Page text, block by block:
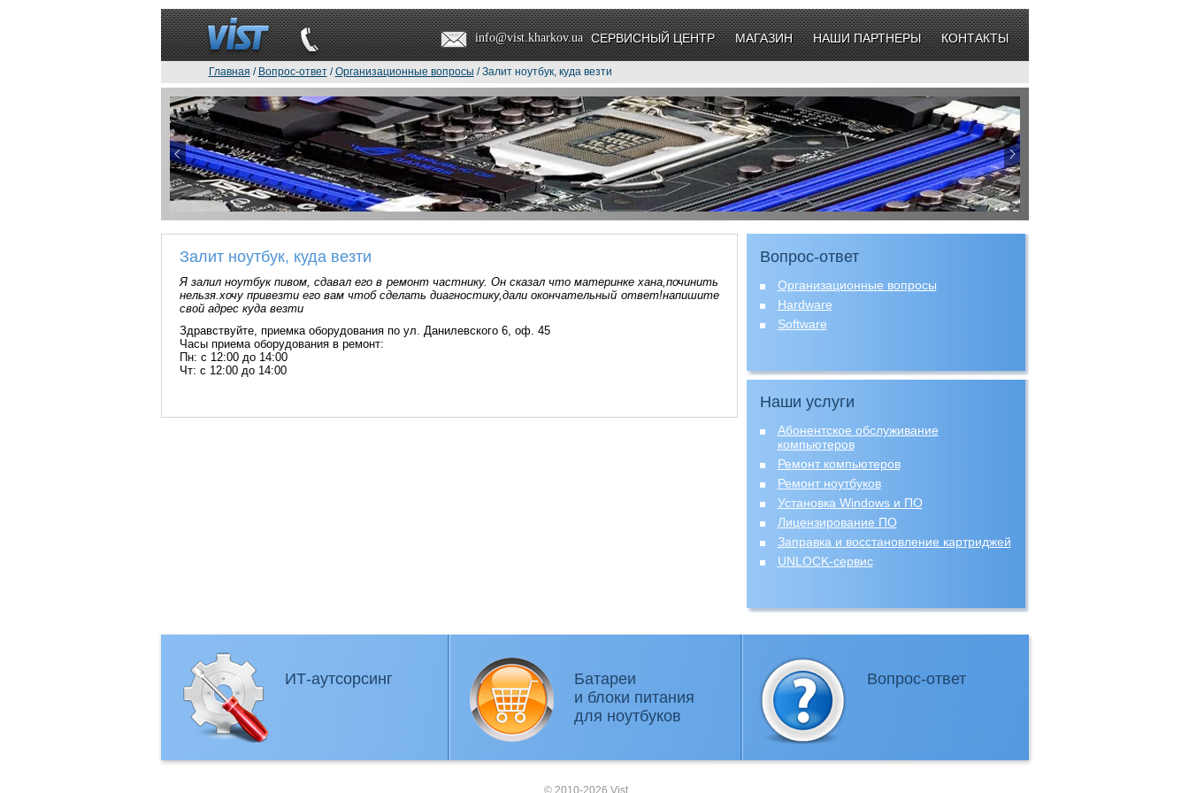
info@vist.kharkov.ua СЕРВИСНЫЙ ЦЕНТР МАГАЗИН НАШИ ПАРТНЕРЫ КОНТАКТЫ
Главная / Вопрос-ответ/Организационные вопросы / Залит ноутбук, куда везти
Вопрос-ответ
Организационные вопросы
Hardware
Software
Наши услуги
Абонентское обслуживание
компьютеров
Ремонт компьютеров
Ремонт ноутбуков
Установка Windows и ПО
Лицензирование ПО
Заправка и восстановление картриджей
UNLOCK-сервис
Залит ноутбук, куда везти
Я залил ноутбук пивом, сдавал его в ремонт частнику. Он сказал что материнке хана,починить
нельзя.хочу привезти его вам чтоб сделать диагностику,дали окончательный ответ!напишите
свой адрес куда везти
Здравствуйте, приемка оборудования по ул. Данилевского 6, оф. 45
Часы приема оборудования в ремонт:
Пн: с 12:00 до 14:00
Чт: с 12:00 до 14:00
ИТ-аутсорсинг
Батареи
и блоки питания
для ноутбуков
Вопрос-ответ
© 2010-2026 Vist